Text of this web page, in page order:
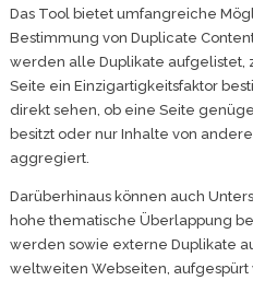
Das Tool bietet umfangreiche
Bestimmung von Duplicate
werden alle Duplikate aufgelistet,
Seite ein Einzigartigkeitsfaktor
direkt sehen, ob eine Seite
besitzt oder nur Inhalte von
aggregiert.
Darüberhinaus können auch
hohe thematische Überlappung
werden sowie externe Duplikate
weltweiten Webseiten, aufgespürt